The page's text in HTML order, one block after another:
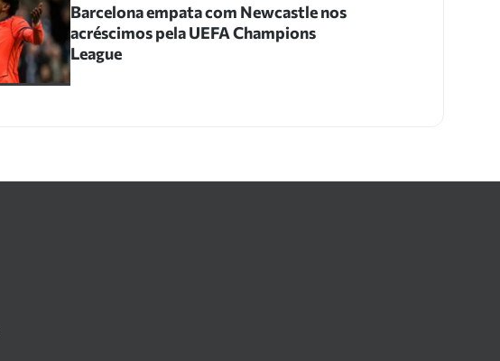
Barcelona empata com Newcastle nos
acréscimos pela UEFA Champions
League